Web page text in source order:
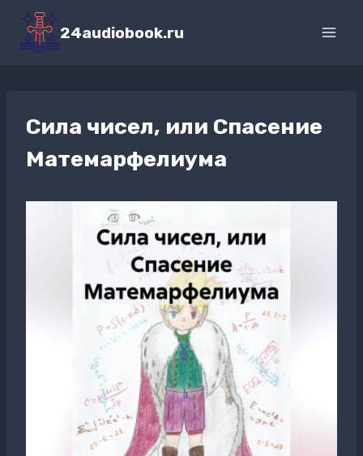
Перейти
содержимому
24audiobook.ru
Сила чисел, или Спасение
Матемарфелиума